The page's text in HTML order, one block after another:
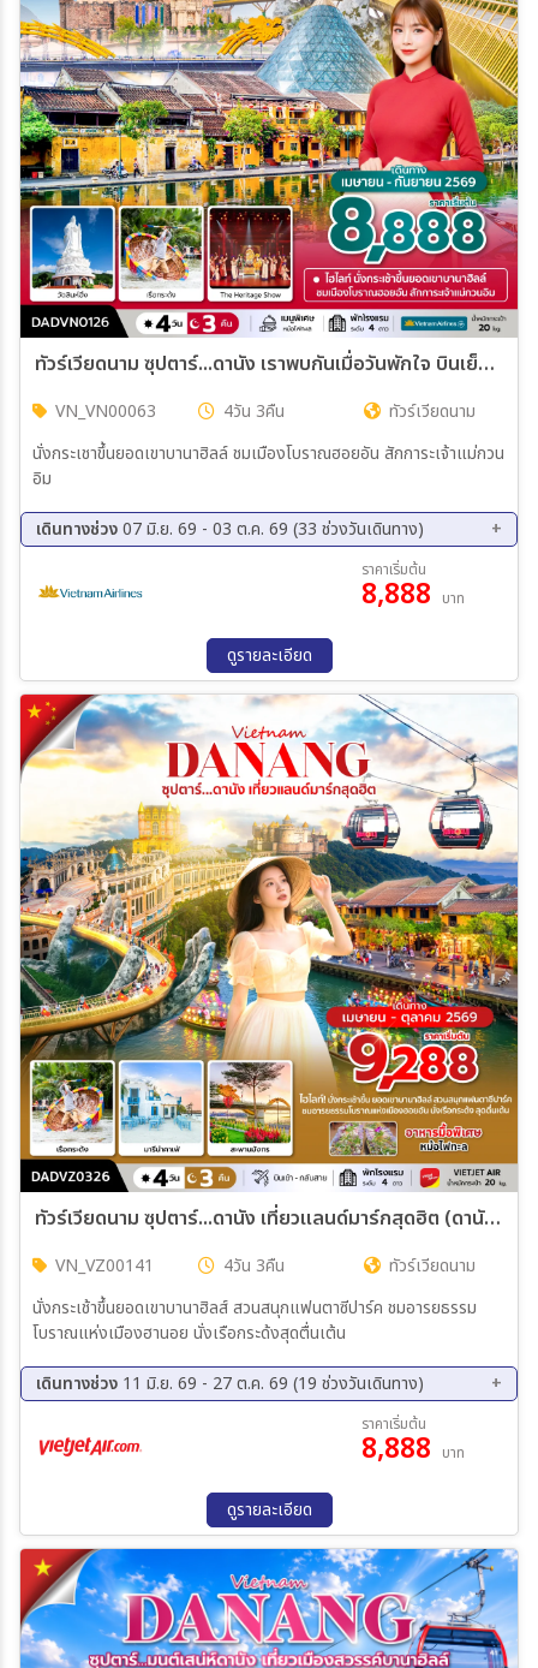
ทัวร์เวียดนาม ซุปตาร์...ดานัง เราพบกันเมื่อวันพักใจ บินเย็น-กลับเย็น 4วัน 3คืน (VN)
VN_VN00063 4วัน 3คืน
ทัวร์เวียดนาม
นั่งกระเชาขึ้นยอดเขาบานาฮิลล์ ชมเมืองโบราณฮอยอัน สักการะเจ้าแม่กวน
อิม
เดินทางช่วง07 มิ.ย. 69 - 03 ต.ค. 69 (33 ช่วงวันเดินทาง)
10 ส.ค. 69 - 13 ส.ค. 69
11 ส.ค. 69 - 14 ส.ค. 69
13 ส.ค. 69 - 16 ส.ค. 69
17 ส.ค. 69 - 20 ส.ค. 69
20 ส.ค. 69 - 23 ส.ค. 69
24 ส.ค. 69 - 27 ส.ค. 69
25 ส.ค. 69 - 28 ส.ค. 69
27 ส.ค. 69 - 30 ส.ค. 69
29 ส.ค. 69 - 01 ก.ย. 69
31 ส.ค. 69 - 03 ก.ย. 69
01 ก.ย. 69 - 04 ก.ย. 69
03 ก.ย. 69 - 06 ก.ย. 69
05 ก.ย. 69 - 08 ก.ย. 69
07 ก.ย. 69 - 10 ก.ย. 69
08 ก.ย. 69 - 11 ก.ย. 69
10 ก.ย. 69 - 13 ก.ย. 69
12 ก.ย. 69 - 15 ก.ย. 69
14 ก.ย. 69 - 17 ก.ย. 69
15 ก.ย. 69 - 18 ก.ย. 69
17 ก.ย. 69 - 20 ก.ย. 69
19 ก.ย. 69 - 22 ก.ย. 69
20 ก.ย. 69 - 23 ก.ย. 69
21 ก.ย. 69 - 24 ก.ย. 69
22 ก.ย. 69 - 25 ก.ย. 69
24 ก.ย. 69 - 27 ก.ย. 69
26 ก.ย. 69 - 29 ก.ย. 69
28 ก.ย. 69 - 01 ต.ค. 69
29 ก.ย. 69 - 02 ต.ค. 69
30 ก.ย. 69 - 03 ต.ค. 69
ราคาเริ่มต้น
8,888 บาท
ดูรายละเอียด
ทัวร์เวียดนาม ซุปตาร์...ดานัง เที่ยวแลนด์มาร์กสุดฮิต (ดานัง ฮอยอัน ไม่นอนบานาฮิลล์) 4วัน 3คืน (VZ)
VN_VZ00141 4วัน 3คืน
ทัวร์เวียดนาม
นั่งกระเช้าขึ้นยอดเขาบานาฮิลส์ สวนสนุกแฟนตาซีปาร์ค ชมอารยธรรม
โบราณแห่งเมืองฮานอย นั่งเรือกระด้งสุดตื่นเต้น
เดินทางช่วง 11 มิ.ย. 69 - 27 ต.ค. 69 (19 ช่วงวันเดินทาง)
12 ส.ค. 69 - 15 ส.ค. 69
13 ส.ค. 69 - 16 ส.ค. 69
20 ส.ค. 69 - 23 ส.ค. 69
27 ส.ค. 69 - 30 ส.ค. 69
11 ก.ย. 69 - 14 ก.ย. 69
19 ก.ย. 69 - 22 ก.ย. 69
25 ก.ย. 69 - 28 ก.ย. 69
02 ต.ค. 69 - 05 ต.ค. 69
03 ต.ค. 69 - 06 ต.ค. 69
08 ต.ค. 69 - 11 ต.ค. 69
09 ต.ค. 69 - 12 ต.ค. 69
16 ต.ค. 69 - 19 ต.ค. 69
17 ต.ค. 69 - 20 ต.ค. 69
23 ต.ค. 69 - 26 ต.ค. 69
24 ต.ค. 69 - 27 ต.ค. 69
ราคาเริ่มต้น
8,888 บาท
ดูรายละเอียด